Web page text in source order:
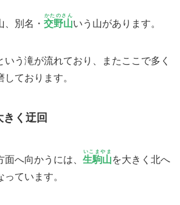
、別名・ 交野山
かたのさん
いう山があります。
いう滝が流れており、またここで多く
ております。
く迂回
へ向かうには、 生駒山
いこまやま
を大きく北へ
ています。